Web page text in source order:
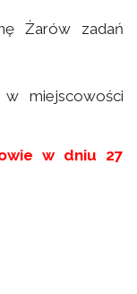
Żarów zadań
miejscowości
w dniu 27